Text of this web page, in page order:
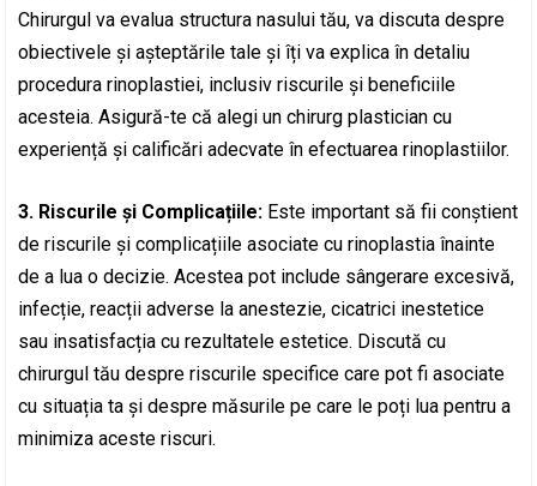
Chirurgul va evalua structura nasului tău, va discuta despre
obiectivele și așteptările tale și îți va explica în detaliu
procedura rinoplastiei, inclusiv riscurile și beneficiile
acesteia. Asigură-te că alegi un chirurg plastician cu
experiență și calificări adecvate în efectuarea rinoplastiilor.
3. Riscurile și Complicațiile: Este important să fii conștient
de riscurile și complicațiile asociate cu rinoplastia înainte
de a lua o decizie. Acestea pot include sângerare excesivă,
infecție, reacții adverse la anestezie, cicatrici inestetice
sau insatisfacția cu rezultatele estetice. Discută cu
chirurgul tău despre riscurile specifice care pot fi asociate
cu situația ta și despre măsurile pe care le poți lua pentru a
minimiza aceste riscuri.